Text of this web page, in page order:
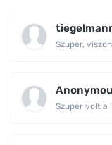
Szuper,
Szuper volt a